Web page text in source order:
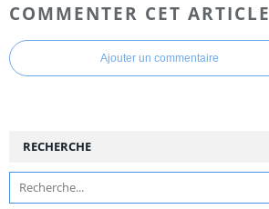
COMMENTER CET ARTICLE
Ajouter un commentaire
RECHERCHE